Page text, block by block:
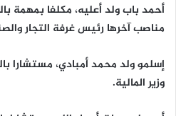
أحمد باب ولد أعليه، مكلفا بمهمة
مناصب آخرها رئيس غرفة التجار
إسلمو ولد محمد أمبادي، مستشارا
وزير المالية.